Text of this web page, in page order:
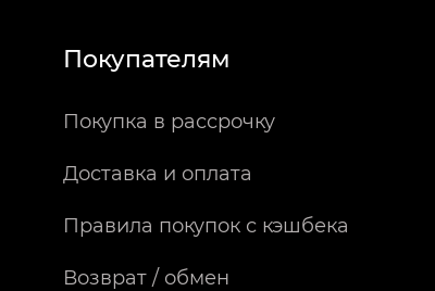
Покупателям
Покупка в рассрочку
Доставка и оплата
Правила покупок с кэшбека
Возврат / обмен